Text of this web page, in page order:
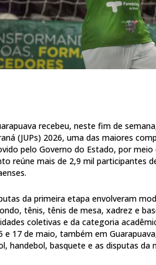
recebeu, neste fim de
(JUPs) 2026, uma das maiores
pelo Governo do Estado, por meio
reúne mais de 2,9 mil participantes
da primeira etapa envolveram
tênis, tênis de mesa, xadrez e
coletivas e da categoria
e 17 de maio, também em
handebol, basquete e as disputas da